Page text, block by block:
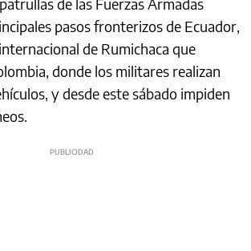
de las Fuerzas Armadas
pasos fronterizos de Ecuador,
de Rumichaca que
donde los militares realizan
y desde este sábado impiden